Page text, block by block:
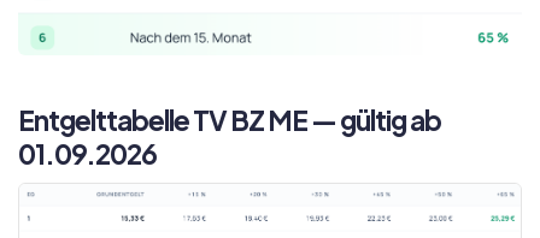
Entgelttabelle TV BZ ME — gültig ab
01.09.2026